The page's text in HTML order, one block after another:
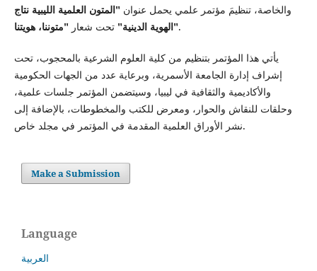
والخاصة، تنظيمَ مؤتمر علمي يحمل عنوان"المتون العلمية الليبية نتاج
الهوية الدينية" تحت شعار "متوننا، هويتنا".
يأتي هذا المؤتمر بتنظيم من كلية العلوم الشرعية بالمحجوب، تحت
إشراف إدارة الجامعة الأسمرية، وبرعاية عدد من الجهات الحكومية
والأكاديمية والثقافية في ليبيا، وسيتضمن المؤتمر جلسات علمية،
وحلقات للنقاش والحوار، ومعرض للكتب والمخطوطات، بالإضافة إلى
نشر الأوراق العلمية المقدمة في المؤتمر في مجلد خاص.
Make a Submission
Language
العربية